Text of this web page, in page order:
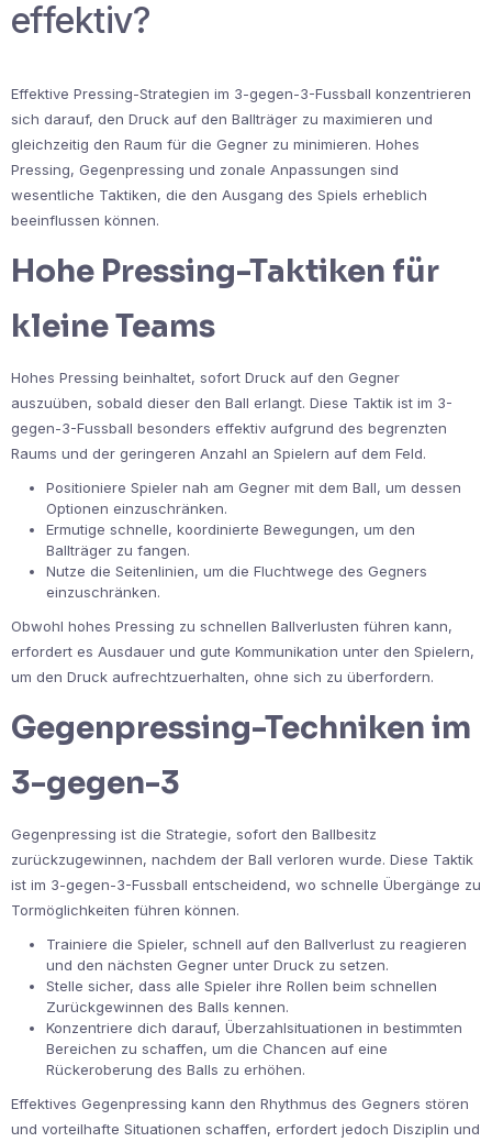
effektiv?
Effektive Pressing-Strategien im 3-gegen-3-Fussball konzentrieren
sich darauf, den Druck auf den Ballträger zu maximieren und
gleichzeitig den Raum für die Gegner zu minimieren. Hohes
Pressing, Gegenpressing und zonale Anpassungen sind
wesentliche Taktiken, die den Ausgang des Spiels erheblich
beeinflussen können.
Hohe Pressing-Taktiken für
kleine Teams
Hohes Pressing beinhaltet, sofort Druck auf den Gegner
auszuüben, sobald dieser den Ball erlangt. Diese Taktik ist im 3-
gegen-3-Fussball besonders effektiv aufgrund des begrenzten
Raums und der geringeren Anzahl an Spielern auf dem Feld.
Positioniere Spieler nah am Gegner mit dem Ball, um dessen
Optionen einzuschränken.
Ermutige schnelle, koordinierte Bewegungen, um den
Ballträger zu fangen.
Nutze die Seitenlinien, um die Fluchtwege des Gegners
einzuschränken.
Obwohl hohes Pressing zu schnellen Ballverlusten führen kann,
erfordert es Ausdauer und gute Kommunikation unter den Spielern,
um den Druck aufrechtzuerhalten, ohne sich zu überfordern.
Gegenpressing-Techniken im
3-gegen-3
Gegenpressing ist die Strategie, sofort den Ballbesitz
zurückzugewinnen, nachdem der Ball verloren wurde. Diese Taktik
ist im 3-gegen-3-Fussball entscheidend, wo schnelle Übergänge zu
Tormöglichkeiten führen können.
Trainiere die Spieler, schnell auf den Ballverlust zu reagieren
und den nächsten Gegner unter Druck zu setzen.
Stelle sicher, dass alle Spieler ihre Rollen beim schnellen
Zurückgewinnen des Balls kennen.
Konzentriere dich darauf, Überzahlsituationen in bestimmten
Bereichen zu schaffen, um die Chancen auf eine
Rückeroberung des Balls zu erhöhen.
Effektives Gegenpressing kann den Rhythmus des Gegners stören
und vorteilhafte Situationen schaffen, erfordert jedoch Disziplin und